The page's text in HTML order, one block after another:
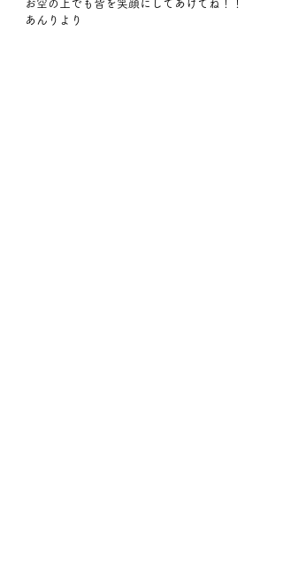
お空の上でも皆を笑顔にしてあげてね！！
あんりより